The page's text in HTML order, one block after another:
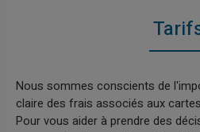
Nous sommes conscients de
claire des frais associés aux
Pour vous aider à prendre des